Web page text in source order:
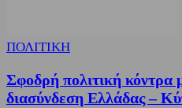
ΠΟΛΙΤΙΚΗ
Σφοδρή πολιτική κόντρα
διασύνδεση Ελλάδας –